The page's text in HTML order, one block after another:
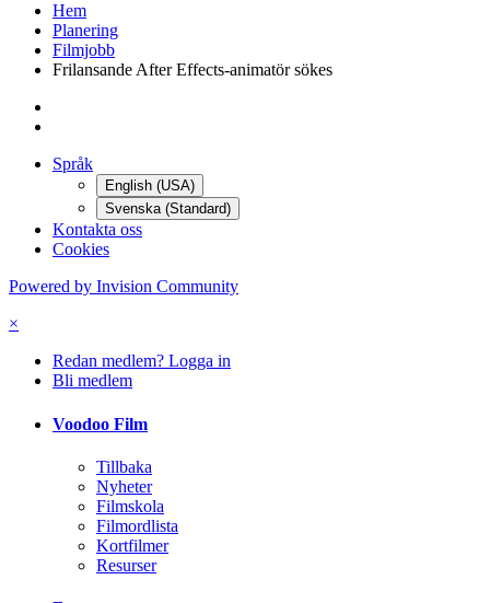
Hem
Planering
Filmjobb
Frilansande After Effects-animatör sökes
Språk
English (USA)
Svenska (Standard)
Kontakta oss
Cookies
Powered by Invision Community
×
Redan medlem? Logga in
Bli medlem
Voodoo Film
Tillbaka
Nyheter
Filmskola
Filmordlista
Kortfilmer
Resurser